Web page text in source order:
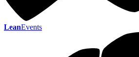
LeanEvents